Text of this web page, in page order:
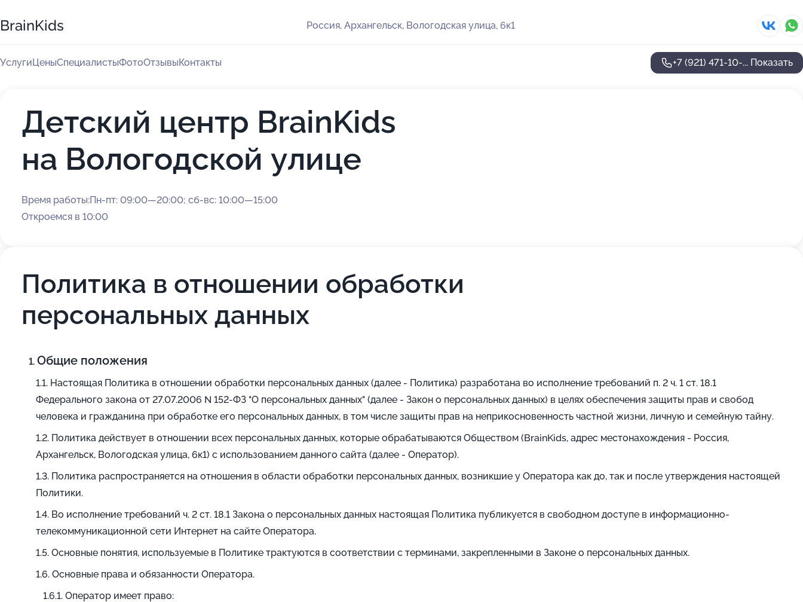
BrainKids Россия, Архангельск, Вологодская улица, 6к1
УслугиЦеныСпециалистыФотоОтзывыКонтакты +7 (921) 471-10-... Показать
Детский центр BrainKids
на Вологодской улице
Время работы:Пн-пт: 09:00—20:00; сб-вс: 10:00—15:00
Откроемся в 10:00
Политика в отношении обработки
персональных данных
Общие положения
Настоящая Политика в отношении обработки персональных данных (далее - Политика) разработана во исполнение требований п. 2 ч. 1 ст. 18.1
Федерального закона от 27.07.2006 N 152-ФЗ "О персональных данных" (далее - Закон о персональных данных) в целях обеспечения защиты прав и свобод
человека и гражданина при обработке его персональных данных, в том числе защиты прав на неприкосновенность частной жизни, личную и семейную тайну.
Политика действует в отношении всех персональных данных, которые обрабатываются Обществом (BrainKids, адрес местонахождения - Россия,
Архангельск, Вологодская улица, 6к1) с использованием данного сайта (далее - Оператор).
Политика распространяется на отношения в области обработки персональных данных, возникшие у Оператора как до, так и после утверждения настоящей
Политики.
Во исполнение требований ч. 2 ст. 18.1 Закона о персональных данных настоящая Политика публикуется в свободном доступе в информационно-
телекоммуникационной сети Интернет на сайте Оператора.
Основные понятия, используемые в Политике трактуются в соответствии с терминами, закрепленными в Законе о персональных данных.
Основные права и обязанности Оператора.
Оператор имеет право: